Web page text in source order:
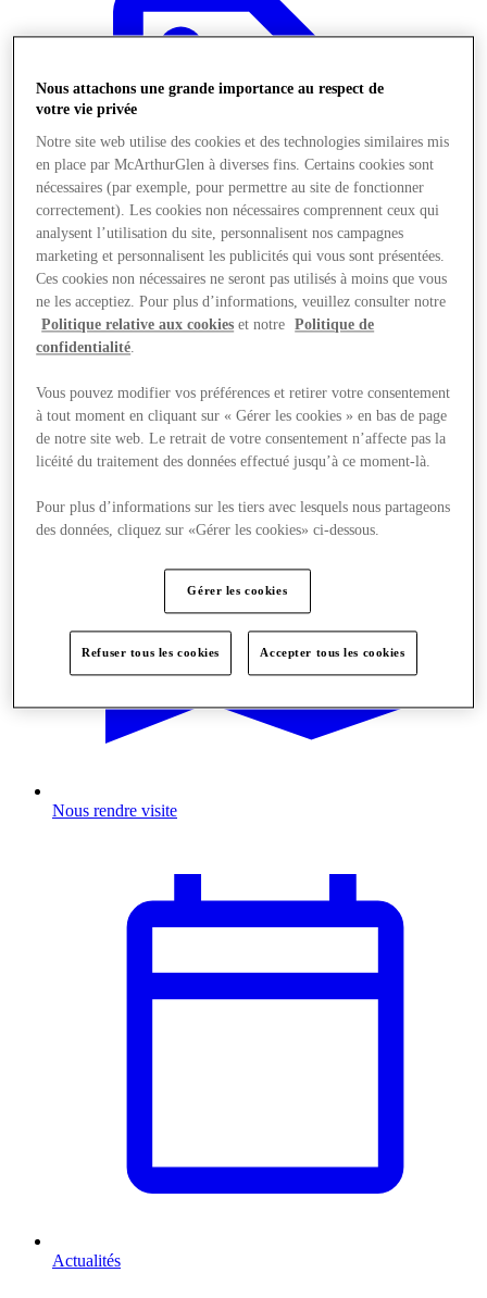
Offres
Nous rendre visite
Actualités
Nous attachons une grande importance au respect de
votre vie privée
Notre site web utilise des cookies et des technologies similaires mis
en place par McArthurGlen à diverses fins. Certains cookies sont
nécessaires (par exemple, pour permettre au site de fonctionner
correctement). Les cookies non nécessaires comprennent ceux qui
analysent l’utilisation du site, personnalisent nos campagnes
marketing et personnalisent les publicités qui vous sont présentées.
Ces cookies non nécessaires ne seront pas utilisés à moins que vous
ne les acceptiez. Pour plus d’informations, veuillez consulter notre
Politique relative aux cookies et notre
Politique de
confidentialité.
Vous pouvez modifier vos préférences et retirer votre consentement
à tout moment en cliquant sur « Gérer les cookies » en bas de page
de notre site web. Le retrait de votre consentement n’affecte pas la
licéité du traitement des données effectué jusqu’à ce moment-là.
Pour plus d’informations sur les tiers avec lesquels nous partageons
des données, cliquez sur «Gérer les cookies» ci-dessous.
Gérer les cookies
Refuser tous les cookies Accepter tous les cookies